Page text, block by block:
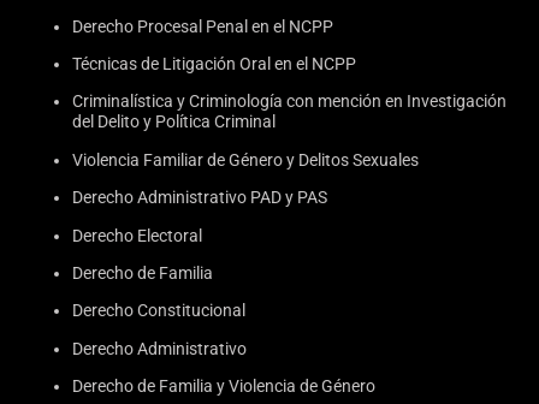
Derecho Procesal Penal en el NCPP
Técnicas de Litigación Oral en el NCPP
Criminalística y Criminología con mención en Investigación
del Delito y Política Criminal
Violencia Familiar de Género y Delitos Sexuales
Derecho Administrativo PAD y PAS
Derecho Electoral
Derecho de Familia
Derecho Constitucional
Derecho Administrativo
Derecho de Familia y Violencia de Género